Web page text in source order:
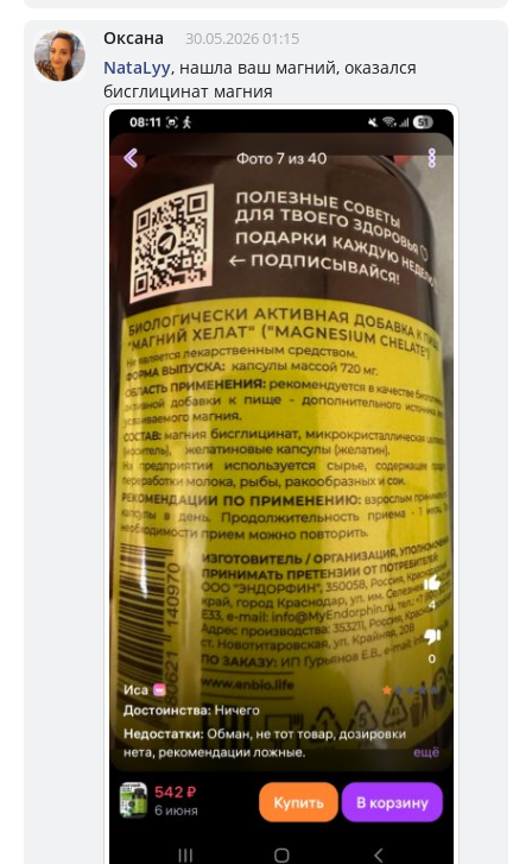
Оксана 30.05.2026 01:15
NataLyy, нашла ваш магний, оказался
бисглицинат магния